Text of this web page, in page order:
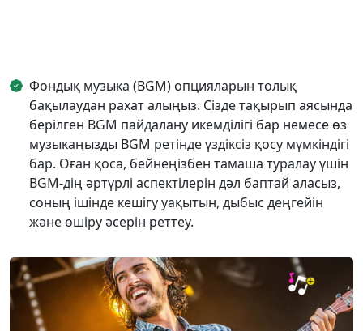
Фондық музыка (BGM) опцияларын толық
бақылаудан рахат алыңыз. Сізде тақырып аясында
берілген BGM пайдалану икемділігі бар немесе өз
музыкаңызды BGM ретінде үздіксіз қосу мүмкіндігі
бар. Оған қоса, бейнеңізбен тамаша туралау үшін
BGM-дің әртүрлі аспектілерін дәл баптай аласыз,
соның ішінде кешігу уақытын, дыбыс деңгейін
және өшіру әсерін реттеу.